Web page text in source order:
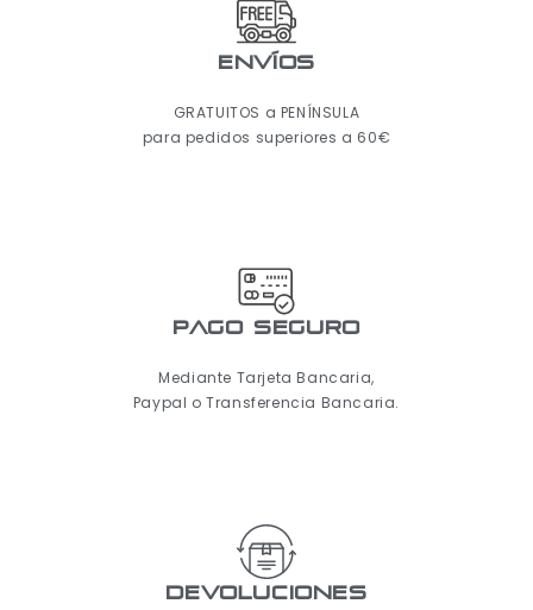
ENVÍOS
GRATUITOS a PENÍNSULA
para pedidos superiores a 60€
pago seguro
Mediante Tarjeta Bancaria,
Paypal o Transferencia Bancaria.
Devoluciones